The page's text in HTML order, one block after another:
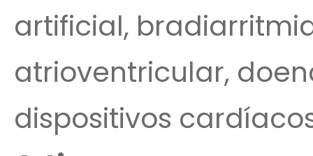
artificial,
atrioventricular,
dispositivos